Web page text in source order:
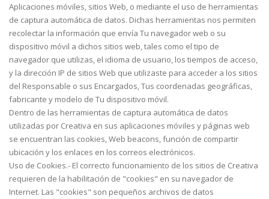
Aplicaciones móviles, sitios Web, o mediante el uso de herramientas
de captura automática de datos. Dichas herramientas nos permiten
recolectar la información que envía Tu navegador web o su
dispositivo móvil a dichos sitios web, tales como el tipo de
navegador que utilizas, el idioma de usuario, los tiempos de acceso,
y la dirección IP de sitios Web que utilizaste para acceder a los sitios
del Responsable o sus Encargados, Tus coordenadas geográficas,
fabricante y modelo de Tu dispositivo móvil.
Dentro de las herramientas de captura automática de datos
utilizadas por Creativa en sus aplicaciones móviles y páginas web
se encuentran las cookies, Web beacons, función de compartir
ubicación y los enlaces en los correos electrónicos.
Uso de Cookies.- El correcto funcionamiento de los sitios de Creativa
requieren de la habilitación de "cookies" en su navegador de
Internet. Las "cookies" son pequeños archivos de datos